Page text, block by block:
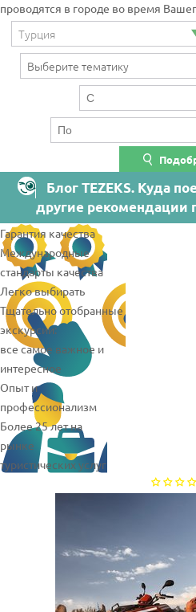
проводятся в городе во время
Блог TEZEKS. Куда
другие рекомендации
Гарантия качества
Международные
стандарты качества
Легко выбирать
Тщательно отобранные
экскурсии:
все самое важное и
интересное
Опыт и
профессионализм
Более 25 лет на
рынке
туристических услуг